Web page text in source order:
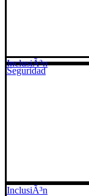
Seguridad
InclusiÃ³n
InclusiÃ³n